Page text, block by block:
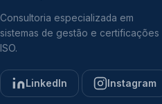
Consultoria especializada em
sistemas de gestão e certificações
ISO.
LinkedIn Instagram